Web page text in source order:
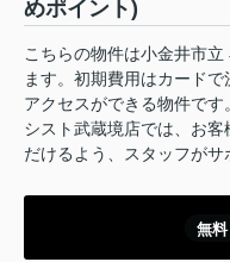
めポイント)
こちらの物件は小金井市
ます。初期費用はカード
アクセスができる物件で
シスト武蔵境店では、お
だけるよう、スタッフがサ
無料